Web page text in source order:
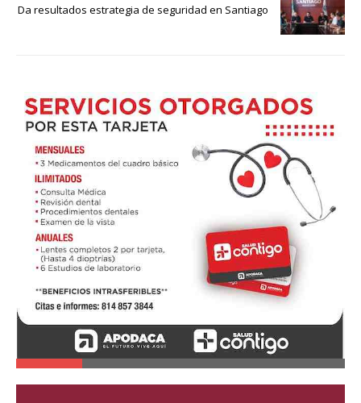
Da resultados estrategia de seguridad en Santiago